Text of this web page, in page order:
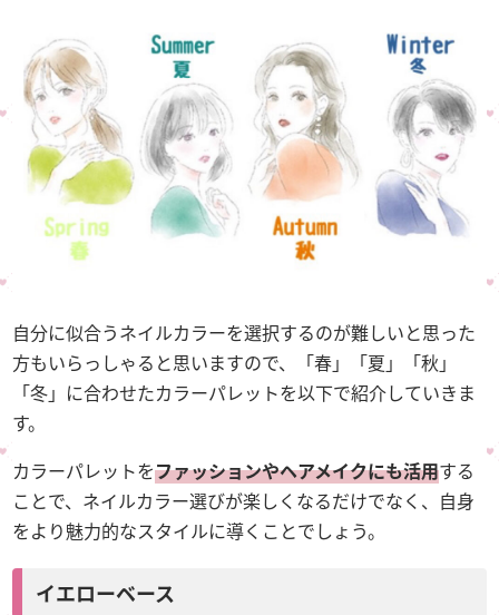
自分に似合うネイルカラーを選択するのが難しいと思った
方もいらっしゃると思いますので、「春」「夏」「秋」
「冬」に合わせたカラーパレットを以下で紹介していきま
す。
カラーパレットをファッションやヘアメイクにも活用する
ことで、ネイルカラー選びが楽しくなるだけでなく、自身
をより魅力的なスタイルに導くことでしょう。
イエローベース